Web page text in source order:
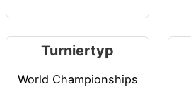
Turniertyp
World Championships